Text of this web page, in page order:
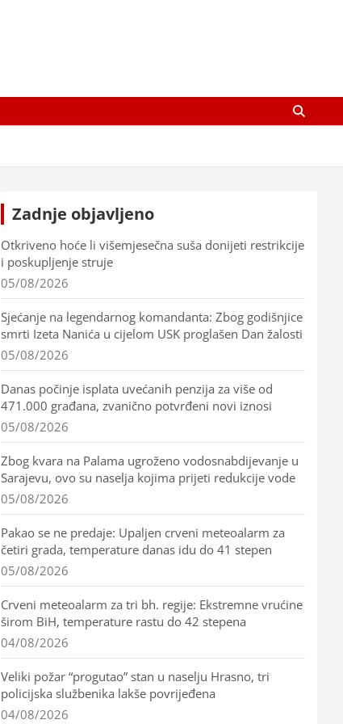
Zadnje objavljeno
Otkriveno hoće li višemjesečna suša donijeti restrikcije
i poskupljenje struje
05/08/2026
Sjećanje na legendarnog komandanta: Zbog godišnjice
smrti Izeta Nanića u cijelom USK proglašen Dan žalosti
05/08/2026
Danas počinje isplata uvećanih penzija za više od
471.000 građana, zvanično potvrđeni novi iznosi
05/08/2026
Zbog kvara na Palama ugroženo vodosnabdijevanje u
Sarajevu, ovo su naselja kojima prijeti redukcije vode
05/08/2026
Pakao se ne predaje: Upaljen crveni meteoalarm za
četiri grada, temperature danas idu do 41 stepen
05/08/2026
Crveni meteoalarm za tri bh. regije: Ekstremne vrućine
širom BiH, temperature rastu do 42 stepena
04/08/2026
Veliki požar “progutao” stan u naselju Hrasno, tri
policijska službenika lakše povrijeđena
04/08/2026